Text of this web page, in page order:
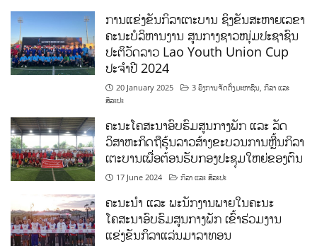
ການແຂ່ງຂັນກິລາເຕະບານ ຊິງຂັນສະຫາຍເລຂາ
ຄະນະບໍລິຫານງານ ສູນກາງຊາວໜຸ່ມປະຊາຊົນ
ປະຕິວັດລາວ Lao Youth Union Cup
ປະຈຳປີ 2024
20 January 2025 3 ອົງການຈັດຕັ້ງມະຫາຊົນ,ກິລາ ແລະ
ສິລະປະ
ຄະນະໂຄສະນາອົບຮົມສູນກາງພັກ ແລະ ລັດ
ວິສາຫະກິດຖືຮຸ້ນລາວສ້າງຂະບວນການຫຼີ້ນກິລາ
ເຕະບານເພື່ອຕ້ອນຮັບກອງປະຊຸມໃຫຍ່ຂອງຕົນ
17 June 2024 ກິລາ ແລະ ສິລະປະ
ຄະນະນຳ ແລະ ພະນັກງານພາຍໃນຄະນະ
ໂຄສະນາອົບຮົມສູນກາງພັກ ເຂົ້າຮ່ວມງານ
ແຂ່ງຂັນກິລາແລ່ນມາລາທອນ